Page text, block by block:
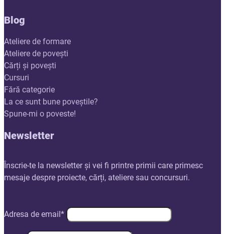
Blog
Ateliere de formare
Ateliere de povești
Cărți și povești
Cursuri
Fără categorie
La ce sunt bune poveștile?
Spune-mi o poveste!
Newsletter
Înscrie-te la newsletter și vei fi printre primii care primesc
mesaje despre proiecte, cărți, ateliere sau concursuri.
Adresa de email*